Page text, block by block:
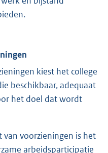
kiest het college
beschikbaar, adequaat
het doel dat wordt
van voorzieningen is het
arbeidsparticipatie